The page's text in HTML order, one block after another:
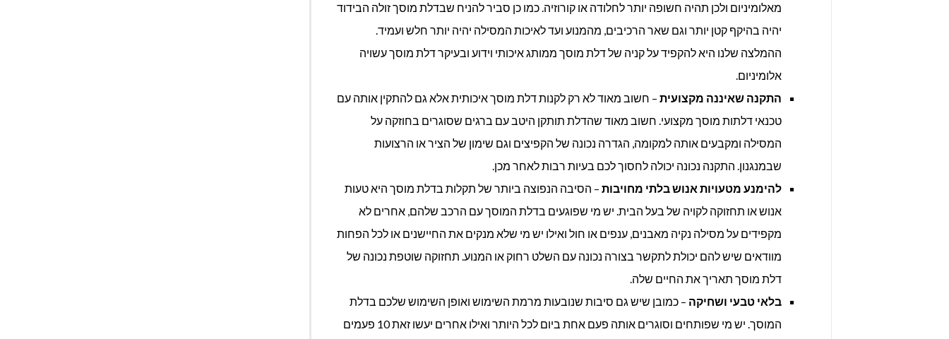
מאלומיניום ולכן תהיה חשופה יותר לחלודה או קורוזיה. כמו כן סביר להניח שבדלת מוסך זולה הבידוד
יהיה בהיקף קטן יותר וגם שאר הרכיבים, מהמנוע ועד לאיכות המסילה יהיה יותר חלש ועמיד.
ההמלצה שלנו היא להקפיד על קניה של דלת מוסך ממותג איכותי וידוע ובעיקר דלת מוסך עשויה
אלומיניום.
התקנה שאיננה מקצועית – חשוב מאוד לא רק לקנות דלת מוסך איכותית אלא גם להתקין אותה עם
טכנאי דלתות מוסך מקצועי. חשוב מאוד שהדלת תותקן היטב עם ברגים שסוגרים בחוזקה על
המסילה ומקבעים אותה למקומה, הגדרה נכונה של הקפיצים וגם שימון של הציר או הרצועות
שבמנגנון. התקנה נכונה יכולה לחסוך לכם בעיות רבות לאחר מכן.
להימנע מטעויות אנוש בלתי מחויבות – הסיבה הנפוצה ביותר של תקלות בדלת מוסך היא טעות
אנוש או תחזוקה לקויה של בעל הבית. יש מי שפוגעים בדלת המוסך עם הרכב שלהם, אחרים לא
מקפידים על מסילה נקיה מאבנים, ענפים או חול ואילו יש מי שלא מנקים את החיישנים או לכל הפחות
מוודאים שיש להם יכולת לתקשר בצורה נכונה עם השלט רחוק או המנוע. תחזוקה שוטפת נכונה של
דלת מוסך תאריך את החיים שלה.
בלאי טבעי ושחיקה – כמובן שיש גם סיבות שנובעות מרמת השימוש ואופן השימוש שלכם בדלת
המוסך. יש מי שפותחים וסוגרים אותה פעם אחת ביום לכל היותר ואילו אחרים יעשו זאת 10 פעמים